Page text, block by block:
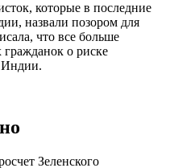
которые в последние
назвали позором для
что все больше
гражданок о риске
Индии.